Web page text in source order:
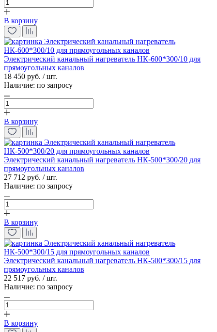
В корзину
Электрический канальный нагреватель НК-600*300/10 для
прямоугольных каналов
18 450 руб. / шт.
Наличие: по запросу
В корзину
Электрический канальный нагреватель НК-500*300/20 для
прямоугольных каналов
27 712 руб. / шт.
Наличие: по запросу
В корзину
Электрический канальный нагреватель НК-500*300/15 для
прямоугольных каналов
22 517 руб. / шт.
Наличие: по запросу
В корзину